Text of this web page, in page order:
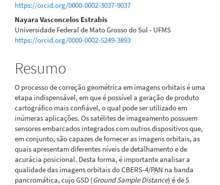
https://orcid.org/0000-0002-3037-9037
Nayara Vasconcelos Estrabis
Universidade Federal de Mato Grosso do Sul - UFMS
https://orcid.org/0000-0002-5249-3893
Resumo
O processo de correção geométrica em imagens orbitais é uma
etapa indispensável, em que é possível a geração de produto
cartográfico mais confiável, o qual pode ser utilizado em
inúmeras aplicações. Os satélites de imageamento possuem
sensores embarcados integrados com outros dispositivos que,
em conjunto, são capazes de fornecer as imagens orbitais, as
quais apresentam diferentes níveis de detalhamento e de
acurácia posicional. Desta forma, é importante analisar a
qualidade das imagens orbitais do CBERS-4/PAN na banda
pancromática, cujo GSD (Ground Sample Distance) é de 5